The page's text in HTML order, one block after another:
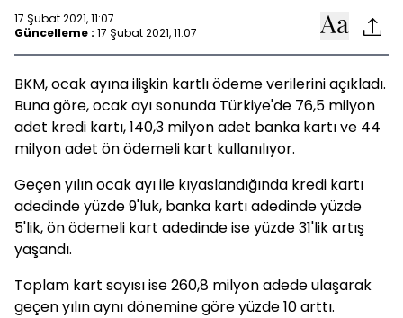
17 Şubat 2021, 11:07
Güncelleme : 17 Şubat 2021, 11:07
BKM, ocak ayına ilişkin kartlı ödeme verilerini açıkladı.
Buna göre, ocak ayı sonunda Türkiye'de 76,5 milyon
adet kredi kartı, 140,3 milyon adet banka kartı ve 44
milyon adet ön ödemeli kart kullanılıyor.
Geçen yılın ocak ayı ile kıyaslandığında kredi kartı
adedinde yüzde 9'luk, banka kartı adedinde yüzde
5'lik, ön ödemeli kart adedinde ise yüzde 31'lik artış
yaşandı.
Toplam kart sayısı ise 260,8 milyon adede ulaşarak
geçen yılın aynı dönemine göre yüzde 10 arttı.